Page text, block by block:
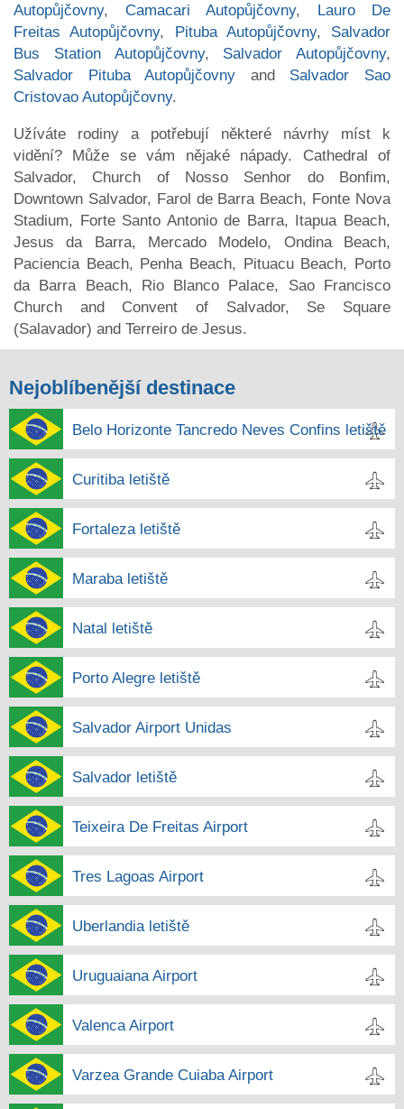
Autopůjčovny, Camacari Autopůjčovny, Lauro De
Freitas Autopůjčovny, Pituba Autopůjčovny, Salvador
Bus Station Autopůjčovny, Salvador Autopůjčovny,
Salvador Pituba Autopůjčovny and Salvador Sao
Cristovao Autopůjčovny.
Užíváte rodiny a potřebují některé návrhy míst k
vidění? Může se vám nějaké nápady. Cathedral of
Salvador, Church of Nosso Senhor do Bonfim,
Downtown Salvador, Farol de Barra Beach, Fonte Nova
Stadium, Forte Santo Antonio de Barra, Itapua Beach,
Jesus da Barra, Mercado Modelo, Ondina Beach,
Paciencia Beach, Penha Beach, Pituacu Beach, Porto
da Barra Beach, Rio Blanco Palace, Sao Francisco
Church and Convent of Salvador, Se Square
(Salavador) and Terreiro de Jesus.
Nejoblíbenější destinace
Belo Horizonte Tancredo Neves Confins letiště
Curitiba letiště
Fortaleza letiště
Maraba letiště
Natal letiště
Porto Alegre letiště
Salvador Airport Unidas
Salvador letiště
Teixeira De Freitas Airport
Tres Lagoas Airport
Uberlandia letiště
Uruguaiana Airport
Valenca Airport
Varzea Grande Cuiaba Airport